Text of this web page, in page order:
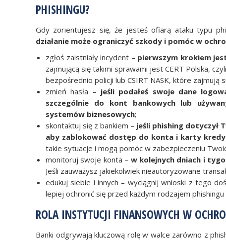
PHISHINGU?
Gdy zorientujesz się, że jesteś ofiarą ataku typu
działanie może ograniczyć szkody i pomóc w
zgłoś zaistniały incydent – pierwszym krokiem
zajmującą się takimi sprawami jest CERT Polska,
bezpośrednio policji lub CSIRT NASK, które
zmień hasła – jeśli podałeś swoje dane
szczególnie do kont bankowych lub
systemów biznesowych;
skontaktuj się z bankiem – jeśli phishing dotyczył
aby zablokować dostęp do konta i karty
takie sytuacje i mogą pomóc w zabezpieczeniu
monitoruj swoje konta – w kolejnych dniach i
Jeśli zauważysz jakiekolwiek nieautoryzowane
edukuj siebie i innych – wyciągnij wnioski z tego
lepiej ochronić się przed każdym rodzajem
ROLA INSTYTUCJI FINANSOWYCH W
Banki odgrywają kluczową rolę w walce zarówno z